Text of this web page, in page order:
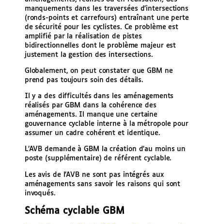
manquements dans les traversées d’intersections
(ronds-points et carrefours) entraînant une perte
de sécurité pour les cyclistes. Ce problème est
amplifié par la réalisation de pistes
bidirectionnelles dont le problème majeur est
justement la gestion des intersections.
Globalement, on peut constater que GBM ne
prend pas toujours soin des détails.
Il y a des difficultés dans les aménagements
réalisés par GBM dans la cohérence des
aménagements. Il manque une certaine
gouvernance cyclable interne à la métropole pour
assumer un cadre cohérent et identique.
L’AVB demande à GBM la création d’au moins un
poste (supplémentaire) de référent cyclable.
Les avis de l’AVB ne sont pas intégrés aux
aménagements sans savoir les raisons qui sont
invoqués.
Schéma cyclable GBM